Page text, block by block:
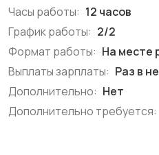
Часы работы: 12 часов
График работы: 2/2
Формат работы: На месте
Выплаты зарплаты: Раз в
Дополнительно: Нет
Дополнительно требуется: